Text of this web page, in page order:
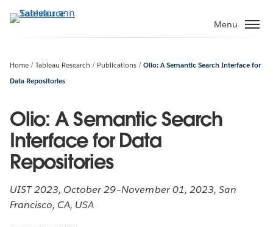
ไป
หลัก
Menu
Home Tableau Research Publications
Olio: A Semantic Search Interface for
Data Repositories
Olio: A Semantic Search
Interface for Data
Repositories
UIST 2023, October 29–November 01, 2023, San
Francisco, CA, USA